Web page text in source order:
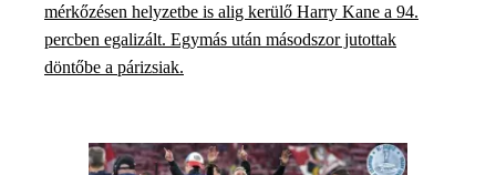
mérkőzésen helyzetbe is alig kerülő Harry Kane a 94.
percben egalizált. Egymás után másodszor jutottak
döntőbe a párizsiak.